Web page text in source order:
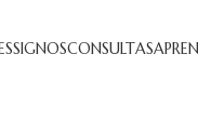
SIGNOSCONSULTAS